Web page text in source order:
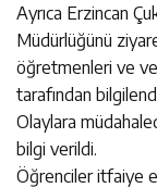
Ayrıca Erzincan
Müdürlüğünü
öğretmenleri ve
tarafından
Olaylara
bilgi verildi.
Öğrenciler itfaiye